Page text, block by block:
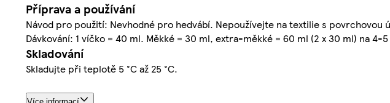
Příprava a používání
Návod pro použití: Nevhodné pro hedvábí. Nepoužívejte na textilie s
Dávkování: 1 víčko = 40 ml. Měkké = 30 ml, extra-měkké = 60 ml (2 x 30 ml) na 4-5
Skladování
Skladujte při teplotě 5 °C až 25 °C.